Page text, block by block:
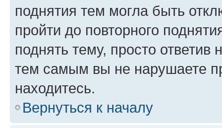
поднятия тем могла быть
пройти до повторного
поднять тему, просто ответив
тем самым вы не нарушаете
находитесь.
Вернуться к началу